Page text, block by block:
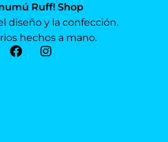
Ruff! Shop
diseño y la confección.
hechos a mano.